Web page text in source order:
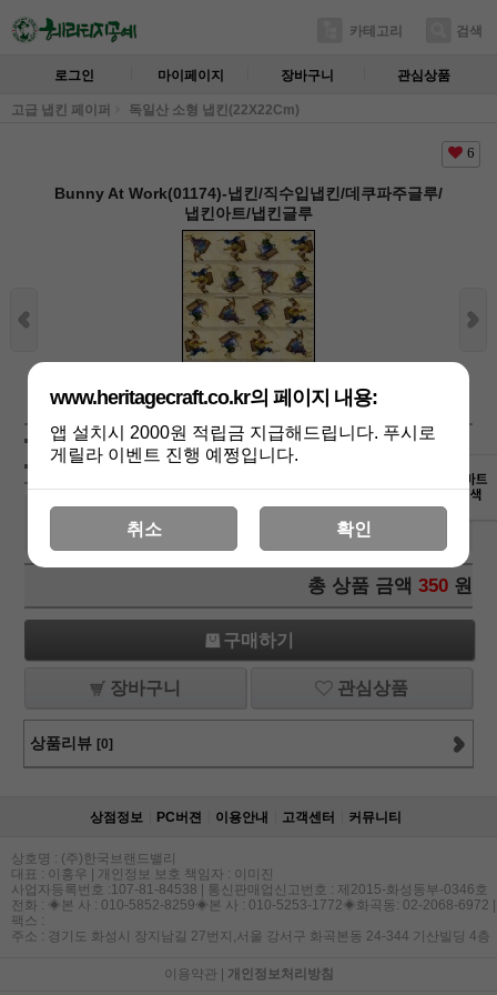
카테고리 검색
로그인 마이페이지 장바구니 관심상품
고급 냅킨 페이퍼 독일산 소형 냅킨(22X22Cm)
6
Bunny At Work(01174)-냅킨/직수입냅킨/데쿠파주글루/
냅킨아트/냅킨글루
상세보기
상품가 : 350원
배송비 :
(조건) 지역별 !
Bunny At Work(01174)-
냅킨/직수입냅킨/데쿠파주글루/냅킨아트/냅킨글루
총 상품 금액 350 원
구매하기
장바구니 관심상품
상품리뷰 [0]
상점정보 PC버젼 이용안내 고객센터 커뮤니티
상호명 : (주)한국브랜드밸리
대표 : 이홍우 | 개인정보 보호 책임자 : 이미진
사업자등록번호 :107-81-84538 | 통신판매업신고번호 : 제2015-화성동부-0346호
전화 : ◈본 사 : 010-5852-8259◈본 사 : 010-5253-1772◈화곡동: 02-2068-6972 |
팩스 :
주소 : 경기도 화성시 장지남길 27번지,서울 강서구 화곡본동 24-344 기산빌딩 4층
이용약관 | 개인정보처리방침
www.heritagecraft.co.kr의 페이지 내용:
앱 설치시 2000원 적립금 지급해드립니다. 푸시로
게릴라 이벤트 진행 예쩡입니다.
취소 확인